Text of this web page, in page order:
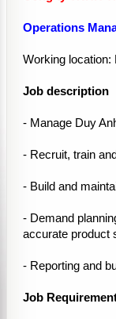
Operations
Working location:
Job description
- Manage Duy
- Recruit, train
- Build and
- Demand
accurate product
- Reporting and
Job